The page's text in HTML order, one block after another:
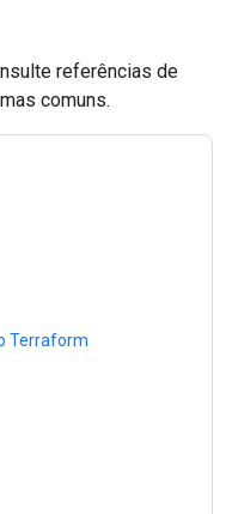
referências de
comuns.
Terraform